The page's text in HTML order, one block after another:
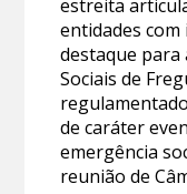
estreita
entidades com
destaque para
Sociais de
de caráter
emergência
reunião de